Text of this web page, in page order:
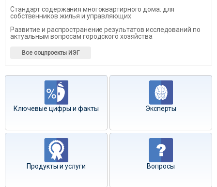
Стандарт содержания многоквартирного дома: для
собственников жилья и управляющих
Развитие и распространение результатов исследований по
актуальным вопросам городского хозяйства
Все соцпроекты ИЭГ
Ключевые цифры и факты Эксперты
Продукты и услуги Вопросы